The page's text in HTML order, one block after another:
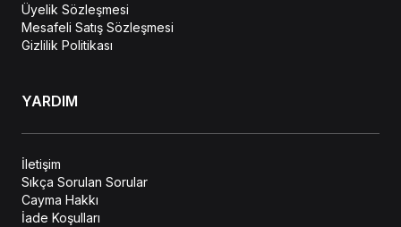
Üyelik Sözleşmesi
Mesafeli Satış Sözleşmesi
Gizlilik Politikası
YARDIM
İletişim
Sıkça Sorulan Sorular
Cayma Hakkı
İade Koşulları